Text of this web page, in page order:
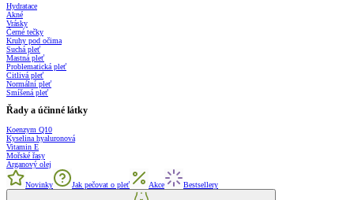
Hydratace
Akné
Vrásky
Černé tečky
Kruhy pod očima
Suchá pleť
Mastná pleť
Problematická pleť
Citlivá pleť
Normální pleť
Smíšená pleť
Řady a účinné látky
Koenzym Q10
Kyselina hyaluronová
Vitamin E
Mořské řasy
Arganový olej
Novinky Jak pečovat o pleť Akce Bestsellery